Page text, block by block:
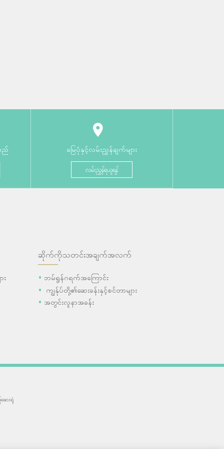
ည် မြေပုံနှင့်လမ်းညွှန်ချက်များ
လမ်းညွှန်ရယူရန်
း
ဆိုက်ကိုသတင်းအချက်အလက်
ဘမ်ရွန်ဂရက်အကြောင်း
ကျွန်ုပ်တို့၏ဆေးခန်းနှင့်စင်တာများ
အတွင်းလူနာအခန်း
ေးရုံ